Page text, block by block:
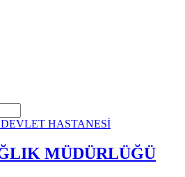
MÜDÜRLÜĞÜ